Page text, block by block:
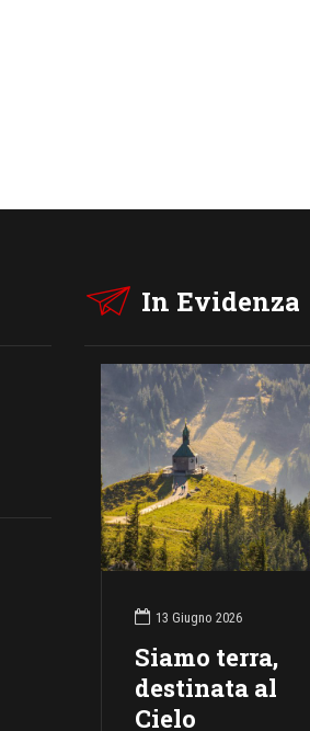
In Evidenza
13 Giugno 2026
Siamo terra,
destinata al
Cielo